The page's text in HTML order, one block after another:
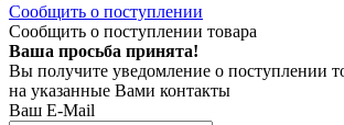
Сообщить о поступлении
Сообщить о поступлении товара
Ваша просьба принята!
Вы получите уведомление о поступлении
на указанные Вами контакты
Ваш E-Mail